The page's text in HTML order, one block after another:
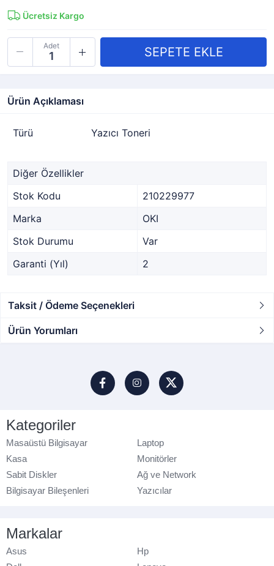
Ücretsiz Kargo
Adet
Ürün Açıklaması
Türü Yazıcı Toneri
Diğer Özellikler
Stok Kodu
210229977
Marka
OKI
Stok Durumu
Var
Garanti (Yıl)
2
Taksit / Ödeme Seçenekleri
Ürün Yorumları
Kategoriler
Masaüstü Bilgisayar
Laptop
Kasa
Monitörler
Sabit Diskler
Ağ ve Network
Bilgisayar Bileşenleri
Yazıcılar
Markalar
Asus
Hp